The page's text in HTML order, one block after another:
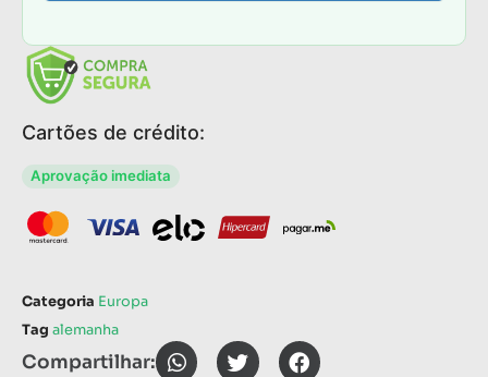
Cartões de crédito:
Aprovação imediata
Categoria Europa
Tag alemanha
Compartilhar: